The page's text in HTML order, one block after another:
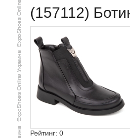
(157112)
Рейтинг: 0